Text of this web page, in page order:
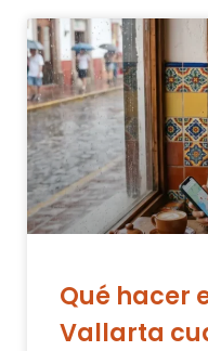
Qué hacer
Vallarta